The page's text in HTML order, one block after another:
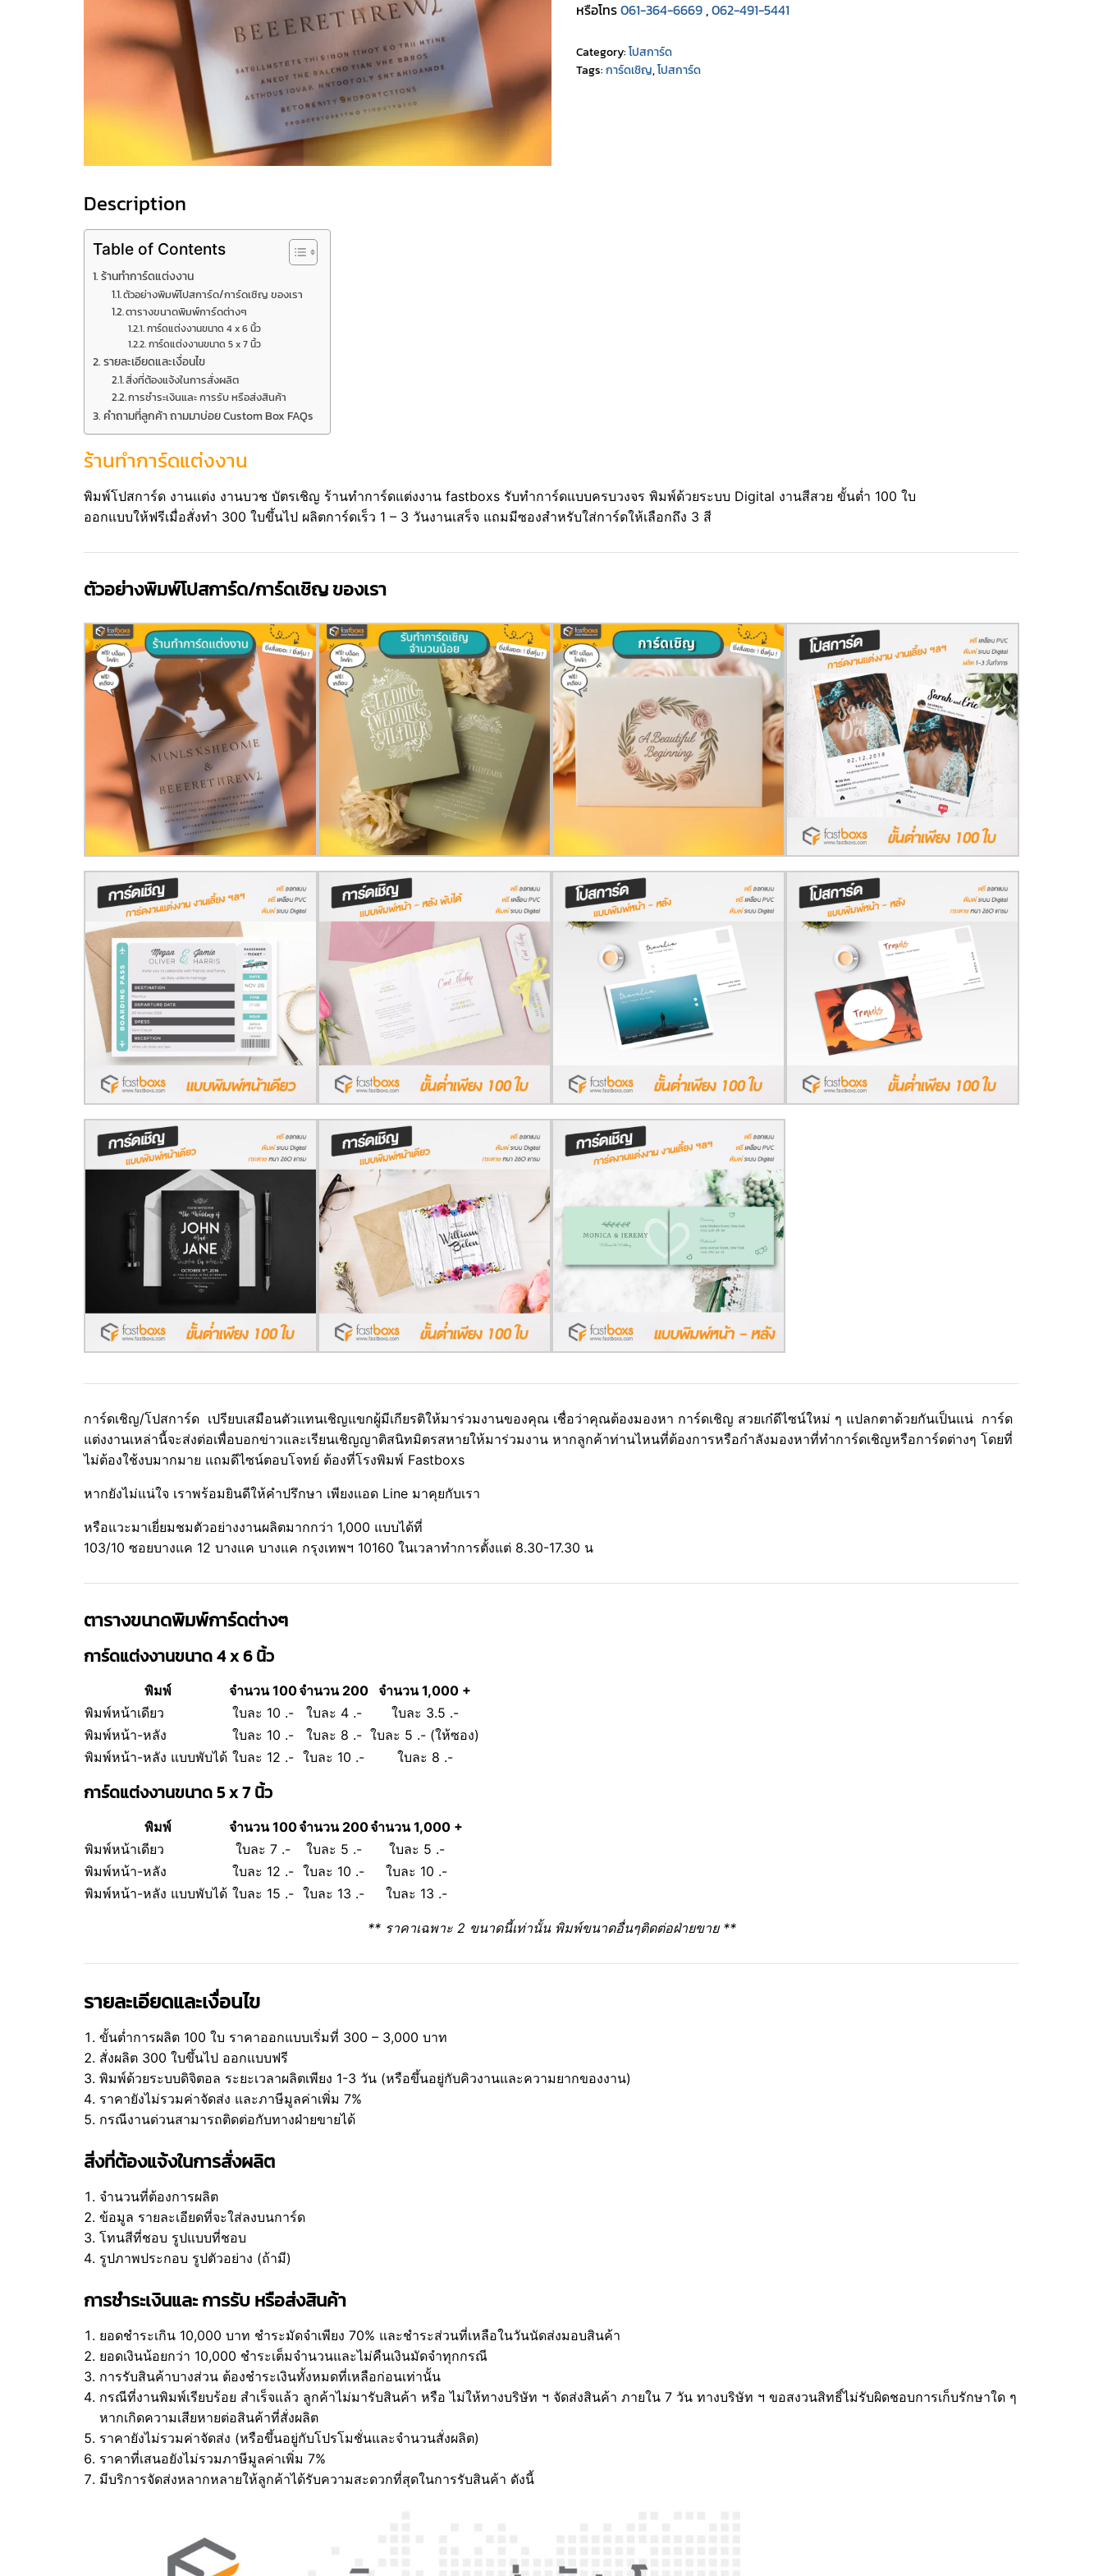
หรือโทร061-364-6669 ,062-491-5441
Category:โปสการ์ด
Tags:การ์ดเชิญ,โปสการ์ด
Description
Table of Contents
ร้านทำการ์ดแต่งงาน
ตัวอย่างพิมพ์โปสการ์ด/การ์ดเชิญ ของเรา
ตารางขนาดพิมพ์การ์ดต่างๆ
การ์ดแต่งงานขนาด 4 x 6 นิ้ว
การ์ดแต่งงานขนาด 5 x 7 นิ้ว
รายละเอียดและเงื่อนไข
สิ่งที่ต้องแจ้งในการสั่งผลิต
การชำระเงินและ การรับ หรือส่งสินค้า
คำถามที่ลูกค้า ถามมาบ่อย Custom Box FAQs
ร้านทำการ์ดแต่งงาน
พิมพ์โปสการ์ด งานแต่ง งานบวช บัตรเชิญ ร้านทำการ์ดแต่งงาน fastboxs รับทำการ์ดแบบครบวงจร พิมพ์ด้วยระบบ Digital งานสีสวย ขั้นต่ำ 100 ใบ
ออกแบบให้ฟรีเมื่อสั่งทำ 300 ใบขึ้นไป ผลิตการ์ดเร็ว 1 – 3 วันงานเสร็จ แถมมีซองสำหรับใส่การ์ดให้เลือกถึง 3 สี
ตัวอย่างพิมพ์โปสการ์ด/การ์ดเชิญ ของเรา
การ์ดเชิญ/โปสการ์ด เปรียบเสมือนตัวแทนเชิญแขกผู้มีเกียรติให้มาร่วมงานของคุณ เชื่อว่าคุณต้องมองหา การ์ดเชิญ สวยเก๋ดีไซน์ใหม่ ๆ แปลกตาด้วยกันเป็นแน่ การ์ด
แต่งงานเหล่านี้จะส่งต่อเพื่อบอกข่าวและเรียนเชิญญาติสนิทมิตรสหายให้มาร่วมงาน หากลูกค้าท่านไหนที่ต้องการหรือกำลังมองหาที่ทำการ์ดเชิญหรือการ์ดต่างๆ โดยที่
ไม่ต้องใช้งบมากมาย แถมดีไซน์ตอบโจทย์ ต้องที่โรงพิมพ์ Fastboxs
หากยังไม่แน่ใจ เราพร้อมยินดีให้คำปรึกษา เพียงแอด Line มาคุยกับเรา
หรือแวะมาเยี่ยมชมตัวอย่างงานผลิตมากกว่า 1,000 แบบได้ที่
103/10 ซอยบางแค 12 บางแค บางแค กรุงเทพฯ 10160 ในเวลาทำการตั้งแต่ 8.30-17.30 น
ตารางขนาดพิมพ์การ์ดต่างๆ
การ์ดแต่งงานขนาด 4 x 6 นิ้ว
พิมพ์ จำนวน 100จำนวน 200 จำนวน 1,000 +
พิมพ์หน้าเดียว
ใบละ 10 .- ใบละ 4 .-
ใบละ 3.5 .-
พิมพ์หน้า-หลัง
ใบละ 10 .- ใบละ 8 .- ใบละ 5 .- (ให้ซอง)
พิมพ์หน้า-หลัง แบบพับได้ ใบละ 12 .- ใบละ 10 .- ใบละ 8 .-
การ์ดแต่งงานขนาด 5 x 7 นิ้ว
พิมพ์ จำนวน 100จำนวน 200จำนวน 1,000 +
พิมพ์หน้าเดียว
ใบละ 7 .- ใบละ 5 .-
ใบละ 5 .-
พิมพ์หน้า-หลัง
ใบละ 12 .- ใบละ 10 .-
ใบละ 10 .-
พิมพ์หน้า-หลัง แบบพับได้ ใบละ 15 .- ใบละ 13 .- ใบละ 13 .-
** ราคาเฉพาะ 2 ขนาดนี้เท่านั้น พิมพ์ขนาดอื่นๆติดต่อฝ่ายขาย **
รายละเอียดและเงื่อนไข
ขั้นต่ำการผลิต 100 ใบ ราคาออกแบบเริ่มที่ 300 – 3,000 บาท
สั่งผลิต 300 ใบขึ้นไป ออกแบบฟรี
พิมพ์ด้วยระบบดิจิตอล ระยะเวลาผลิตเพียง 1-3 วัน (หรือขึ้นอยู่กับคิวงานและความยากของงาน)
ราคายังไม่รวมค่าจัดส่ง และภาษีมูลค่าเพิ่ม 7%
กรณีงานด่วนสามารถติดต่อกับทางฝ่ายขายได้
สิ่งที่ต้องแจ้งในการสั่งผลิต
จำนวนที่ต้องการผลิต
ข้อมูล รายละเอียดที่จะใส่ลงบนการ์ด
โทนสีที่ชอบ รูปแบบที่ชอบ
รูปภาพประกอบ รูปตัวอย่าง (ถ้ามี)
การชำระเงินและ การรับ หรือส่งสินค้า
ยอดชำระเกิน 10,000 บาท ชำระมัดจำเพียง 70% และชำระส่วนที่เหลือในวันนัดส่งมอบสินค้า
ยอดเงินน้อยกว่า 10,000 ชำระเต็มจำนวนและไม่คืนเงินมัดจำทุกกรณี
การรับสินค้าบางส่วน ต้องชำระเงินทั้งหมดที่เหลือก่อนเท่านั้น
กรณีที่งานพิมพ์เรียบร้อย สำเร็จแล้ว ลูกค้าไม่มารับสินค้า หรือ ไม่ให้ทางบริษัท ฯ จัดส่งสินค้า ภายใน 7 วัน ทางบริษัท ฯ ขอสงวนสิทธิ์ไม่รับผิดชอบการเก็บรักษาใด ๆ
หากเกิดความเสียหายต่อสินค้าที่สั่งผลิต
ราคายังไม่รวมค่าจัดส่ง (หรือขึ้นอยู่กับโปรโมชั่นและจำนวนสั่งผลิต)
ราคาที่เสนอยังไม่รวมภาษีมูลค่าเพิ่ม 7%
มีบริการจัดส่งหลากหลายให้ลูกค้าได้รับความสะดวกที่สุดในการรับสินค้า ดังนี้